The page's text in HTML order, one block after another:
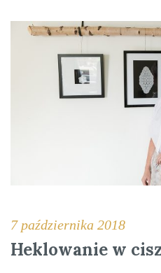
7 października 2018
Heklowanie w